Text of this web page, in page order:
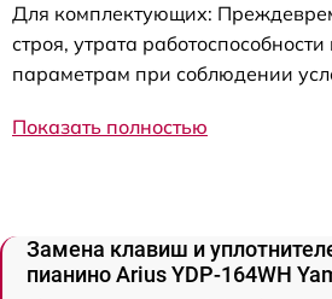
Для комплектующих:
строя, утрата
параметрам при соблюдении
Показать полностью
Замена клавиш и
пианино Arius YDP-164WH